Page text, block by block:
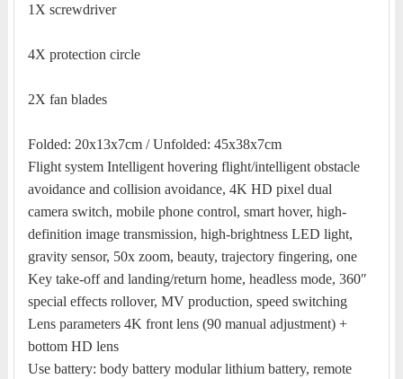
1X screwdriver
4X protection circle
2X fan blades
Folded: 20x13x7cm / Unfolded: 45x38x7cm
Flight system Intelligent hovering flight/intelligent obstacle
avoidance and collision avoidance, 4K HD pixel dual
camera switch, mobile phone control, smart hover, high-
definition image transmission, high-brightness LED light,
gravity sensor, 50x zoom, beauty, trajectory fingering, one
Key take-off and landing/return home, headless mode, 360″
special effects rollover, MV production, speed switching
Lens parameters 4K front lens (90 manual adjustment) +
bottom HD lens
Use battery: body battery modular lithium battery, remote